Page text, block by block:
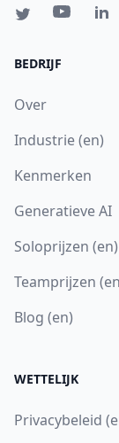
BEDRIJF
Over
Industrie (en)
Kenmerken
Generatieve AI
Soloprijzen (en)
Teamprijzen
Blog (en)
WETTELIJK
Privacybeleid